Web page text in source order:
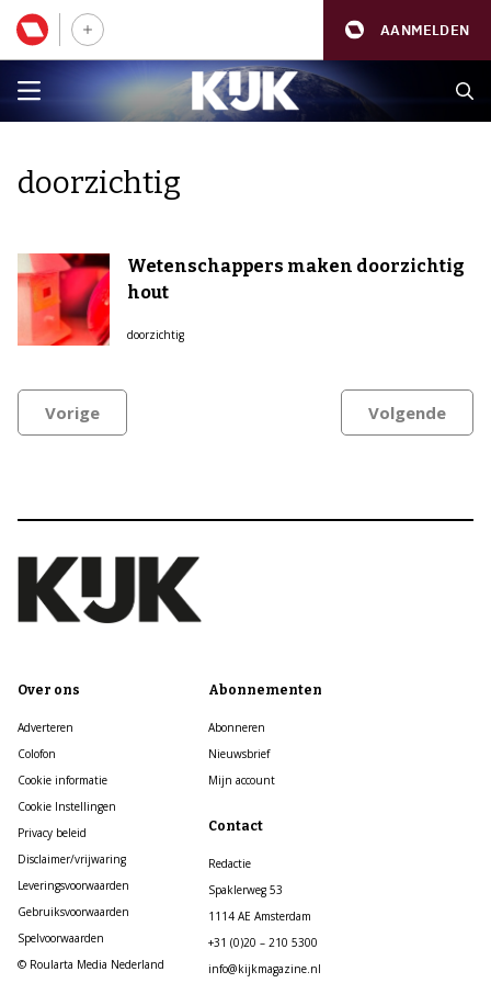
AANMELDEN
doorzichtig
Wetenschappers maken doorzichtig
hout
doorzichtig
Vorige Volgende
Over ons
Adverteren
Colofon
Cookie informatie
Cookie Instellingen
Privacy beleid
Disclaimer/vrijwaring
Leveringsvoorwaarden
Gebruiksvoorwaarden
Spelvoorwaarden
© Roularta Media Nederland
Abonnementen
Abonneren
Nieuwsbrief
Mijn account
Contact
Redactie
Spaklerweg 53
1114 AE Amsterdam
+31 (0)20 – 210 5300
info@kijkmagazine.nl